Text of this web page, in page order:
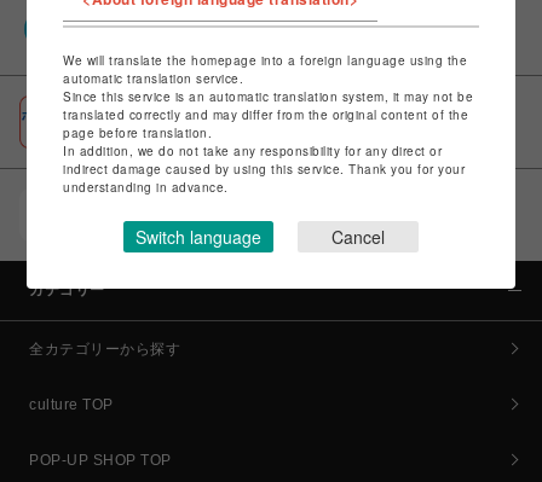
PARCOポイント
ポケパル払い
初回登録＆お買物で最大1,500円分のPARCOポイント進呈
コイン＆クーポンでPARCOでのお買い物がオトクに
カテゴリー
全カテゴリーから探す
culture TOP
POP-UP SHOP TOP
We will translate the homepage into a foreign language using the
automatic translation service.
Since this service is an automatic translation system, it may not be
translated correctly and may differ from the original content of the
page before translation.
In addition, we do not take any responsibility for any direct or
indirect damage caused by using this service. Thank you for your
understanding in advance.
Switch language Cancel